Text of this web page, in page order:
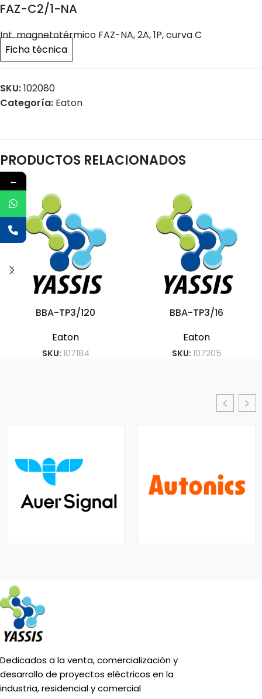
FAZ-C2/1-NA
Int. magnetotérmico FAZ-NA, 2A, 1P, curva C
Ficha técnica
SKU:102080
Categoría: Eaton
PRODUCTOS RELACIONADOS
BBA-TP3/120
Eaton
SKU: 107184
BBA-TP3/16
Eaton
SKU: 107205
Dedicados a la venta, comercialización y
desarrollo de proyectos eléctricos en la
industria, residencial y comercial
←